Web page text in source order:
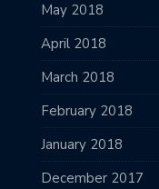
May 2018
April 2018
March 2018
February 2018
January 2018
December 2017